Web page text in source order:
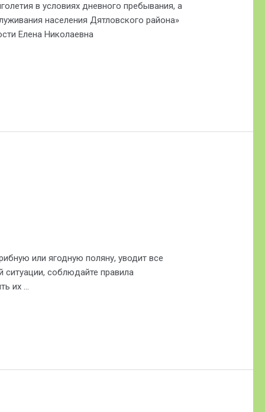
в условиях дневного пребывания, а
населения Дятловского района»
Елена Николаевна
или ягодную поляну, уводит все
ситуации, соблюдайте правила
их …